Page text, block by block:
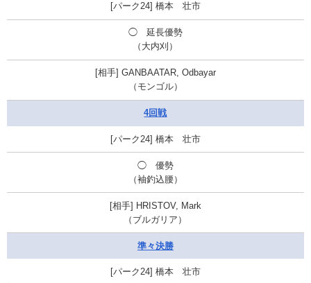
橋本 壮市
◯ 延長優勢
（大内刈）
GANBAATAR, Odbayar
（モンゴル）
4回戦
橋本 壮市
◯ 優勢
（袖釣込腰）
HRISTOV, Mark
（ブルガリア）
準々決勝
橋本 壮市